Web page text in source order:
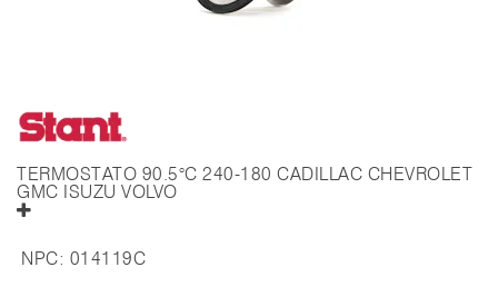
TERMOSTATO 90.5°C 240-180 CADILLAC CHEVROLET
GMC ISUZU VOLVO
NPC: 014119C